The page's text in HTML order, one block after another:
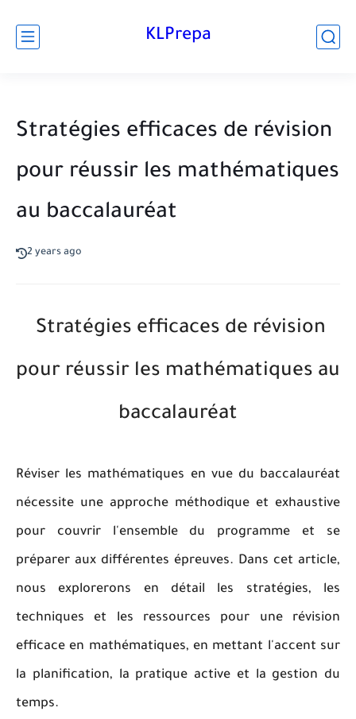
KLPrepa
Stratégies efficaces de révision
pour réussir les mathématiques
au baccalauréat
2 years ago
Stratégies efficaces de révision
pour réussir les mathématiques au
baccalauréat
Réviser les mathématiques en vue du baccalauréat
nécessite une approche méthodique et exhaustive
pour couvrir l'ensemble du programme et se
préparer aux différentes épreuves. Dans cet article,
nous explorerons en détail les stratégies, les
techniques et les ressources pour une révision
efficace en mathématiques, en mettant l'accent sur
la planification, la pratique active et la gestion du
temps.